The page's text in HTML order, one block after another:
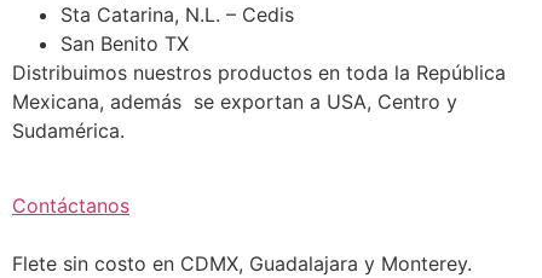
Sta Catarina, N.L. – Cedis
San Benito TX
Distribuimos nuestros productos en toda la República
Mexicana, además se exportan a USA, Centro y
Sudamérica.
Contáctanos
Flete sin costo en CDMX, Guadalajara y Monterey.